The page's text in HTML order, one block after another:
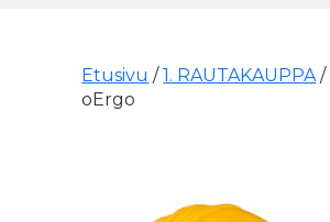
Etusivu /1. RAUTAKAUPPA /
oErgo